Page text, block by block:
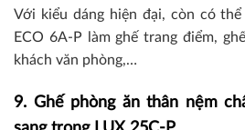
Với kiểu dáng hiện đại, còn có
ECO 6A-P làm ghế trang điểm,
khách văn phòng,…
9. Ghế phòng ăn thân nệm